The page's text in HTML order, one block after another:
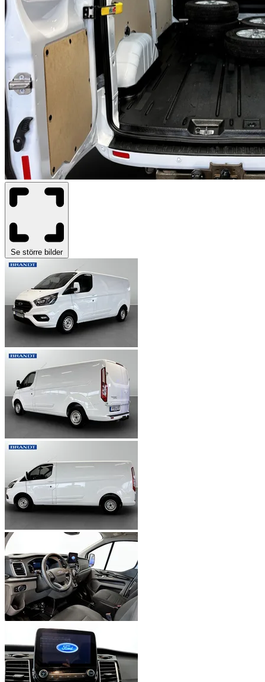
Se större bilder